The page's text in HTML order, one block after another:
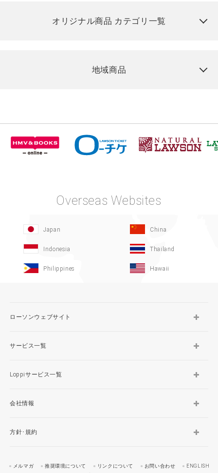
オリジナル商品 カテゴリ一覧
地域商品
Overseas Websites
Japan China
Indonesia Thailand
Philippines Hawaii
ローソンウェブサイト
サービス一覧
Loppiサービス一覧
会社情報
方針･規約
メルマガ 推奨環境について リンクについて お問い合わせ
ENGLISH